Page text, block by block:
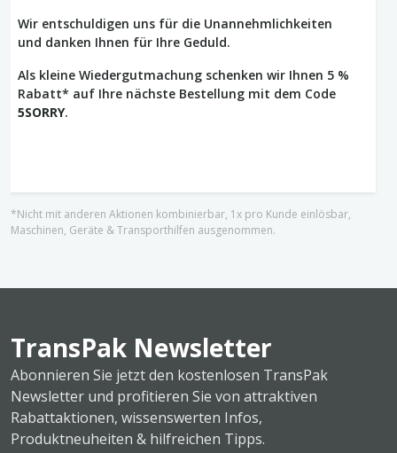
Wir entschuldigen uns für die Unannehmlichkeiten
und danken Ihnen für Ihre Geduld.
Als kleine Wiedergutmachung schenken wir Ihnen 5 %
Rabatt* auf Ihre nächste Bestellung mit dem Code
5SORRY.
*Nicht mit anderen Aktionen kombinierbar, 1x pro Kunde einlösbar,
Maschinen, Geräte & Transporthilfen ausgenommen.
TransPak Newsletter
Abonnieren Sie jetzt den kostenlosen TransPak
Newsletter und profitieren Sie von attraktiven
Rabattaktionen, wissenswerten Infos,
Produktneuheiten & hilfreichen Tipps.